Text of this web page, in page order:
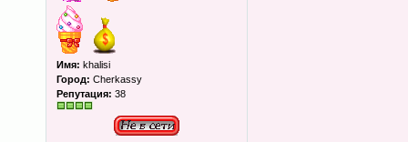
Имя: khalisi
Город: Cherkassy
Репутация: 38